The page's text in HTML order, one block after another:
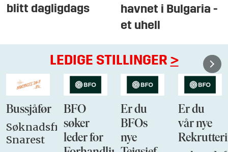
blitt dagligdags
havnet i Bulgaria -
et uhell
LEDIGE STILLINGER >
Bussjåfør
Søknadsfrist:
Snarest
BFO
søker
leder for
Er du
BFOs
nye
Er du
vår nye